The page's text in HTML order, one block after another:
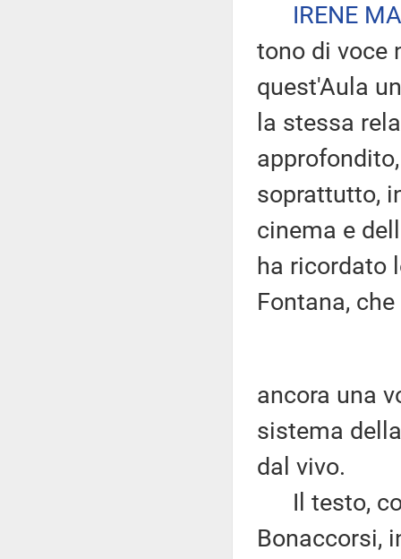
IRENE
tono di voce
quest'Aula
la stessa
soprattutto,
cinema e
ha ricordato
Fontana,
ancora una
sistema
dal vivo.
Il testo,
Bonaccorsi,